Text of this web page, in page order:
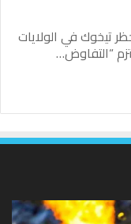
تيخوك في الولايات
“التفاوض…